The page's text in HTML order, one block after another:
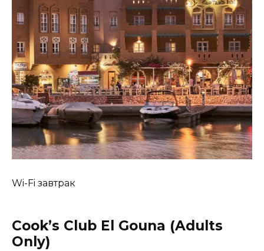
Wi-Fi завтрак
Cook’s Club El Gouna (Adults
Only)